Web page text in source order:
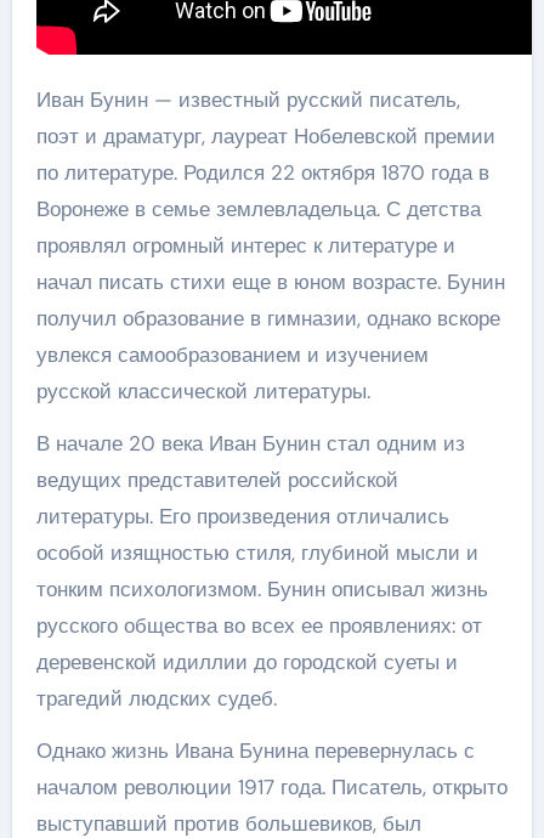
Иван Бунин — известный русский писатель,
поэт и драматург, лауреат Нобелевской премии
по литературе. Родился 22 октября 1870 года в
Воронеже в семье землевладельца. С детства
проявлял огромный интерес к литературе и
начал писать стихи еще в юном возрасте. Бунин
получил образование в гимназии, однако вскоре
увлекся самообразованием и изучением
русской классической литературы.
В начале 20 века Иван Бунин стал одним из
ведущих представителей российской
литературы. Его произведения отличались
особой изящностью стиля, глубиной мысли и
тонким психологизмом. Бунин описывал жизнь
русского общества во всех ее проявлениях: от
деревенской идиллии до городской суеты и
трагедий людских судеб.
Однако жизнь Ивана Бунина перевернулась с
началом революции 1917 года. Писатель, открыто
выступавший против большевиков, был